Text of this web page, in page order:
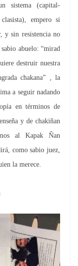
sistema (capital-
empero si
y sin resistencia no
abuelo: “mirad
destruir nuestra
chakana” , la
a seguir nadando
en términos de
y de chakiñan
al Kapak Ñan
como sabio juez,
la merece.